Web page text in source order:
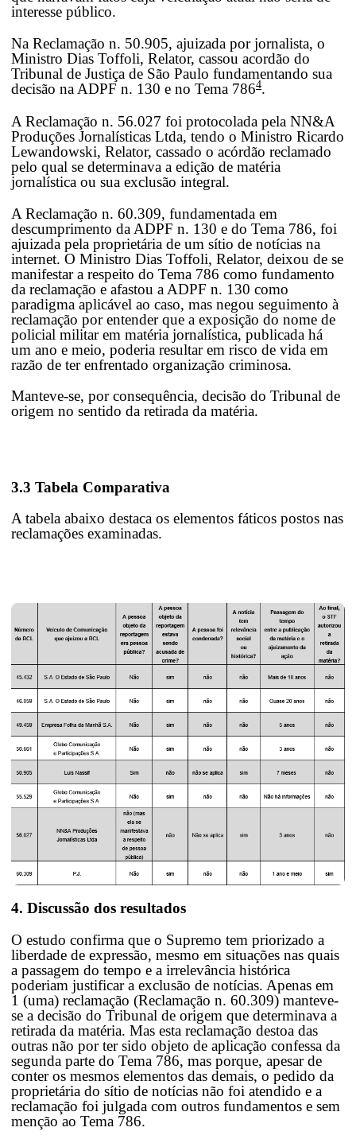
interesse público.
Na Reclamação n. 50.905, ajuizada por jornalista, o
Ministro Dias Toffoli, Relator, cassou acordão do
Tribunal de Justiça de São Paulo fundamentando sua
decisão na ADPF n. 130 e no Tema 7864.
A Reclamação n. 56.027 foi protocolada pela NN&A
Produções Jornalísticas Ltda, tendo o Ministro Ricardo
Lewandowski, Relator, cassado o acórdão reclamado
pelo qual se determinava a edição de matéria
jornalística ou sua exclusão integral.
A Reclamação n. 60.309, fundamentada em
descumprimento da ADPF n. 130 e do Tema 786, foi
ajuizada pela proprietária de um sítio de notícias na
internet. O Ministro Dias Toffoli, Relator, deixou de se
manifestar a respeito do Tema 786 como fundamento
da reclamação e afastou a ADPF n. 130 como
paradigma aplicável ao caso, mas negou seguimento à
reclamação por entender que a exposição do nome de
policial militar em matéria jornalística, publicada há
um ano e meio, poderia resultar em risco de vida em
razão de ter enfrentado organização criminosa.
Manteve-se, por consequência, decisão do Tribunal de
origem no sentido da retirada da matéria.
3.3 Tabela Comparativa
A tabela abaixo destaca os elementos fáticos postos nas
reclamações examinadas.
4. Discussão dos resultados
O estudo confirma que o Supremo tem priorizado a
liberdade de expressão, mesmo em situações nas quais
a passagem do tempo e a irrelevância histórica
poderiam justificar a exclusão de notícias. Apenas em
1 (uma) reclamação (Reclamação n. 60.309) manteve-
se a decisão do Tribunal de origem que determinava a
retirada da matéria. Mas esta reclamação destoa das
outras não por ter sido objeto de aplicação confessa da
segunda parte do Tema 786, mas porque, apesar de
conter os mesmos elementos das demais, o pedido da
proprietária do sítio de notícias não foi atendido e a
reclamação foi julgada com outros fundamentos e sem
menção ao Tema 786.